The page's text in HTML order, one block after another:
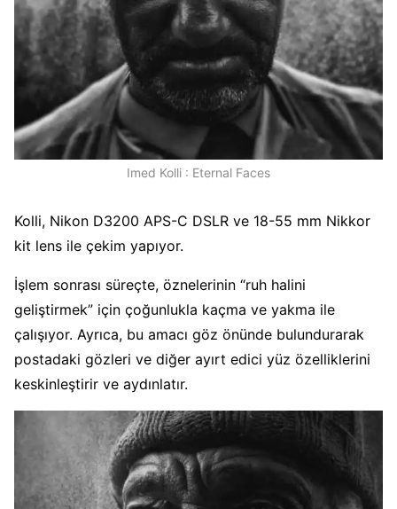
Imed Kolli : Eternal Faces
Kolli, Nikon D3200 APS-C DSLR ve 18-55 mm Nikkor
kit lens ile çekim yapıyor.
İşlem sonrası süreçte, öznelerinin “ruh halini
geliştirmek” için çoğunlukla kaçma ve yakma ile
çalışıyor. Ayrıca, bu amacı göz önünde bulundurarak
postadaki gözleri ve diğer ayırt edici yüz özelliklerini
keskinleştirir ve aydınlatır.